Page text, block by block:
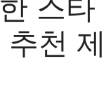
스타
천 제